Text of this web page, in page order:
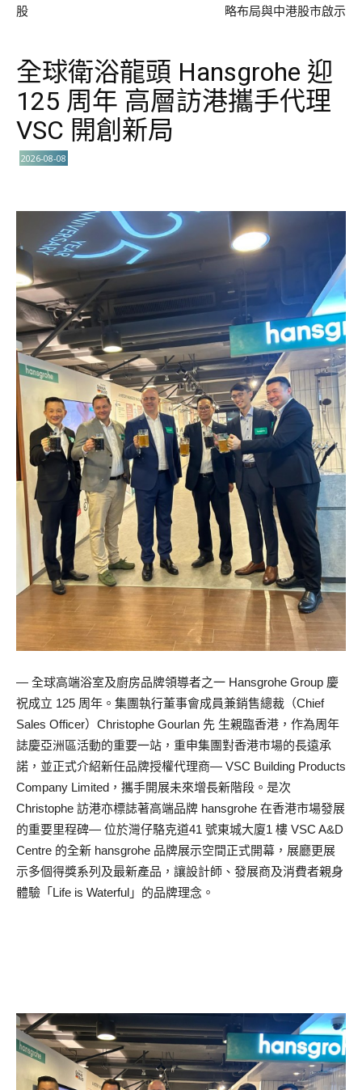
股
略布局與中港股市啟示
全球衛浴龍頭 Hansgrohe 迎
125 周年 高層訪港攜手代理
VSC 開創新局
2026-08-08
— 全球高端浴室及廚房品牌領導者之一 Hansgrohe Group 慶
祝成立 125 周年。集團執行董事會成員兼銷售總裁（Chief
Sales Officer）Christophe Gourlan 先 生親臨香港，作為周年
誌慶亞洲區活動的重要一站，重申集團對香港市場的長遠承
諾，並正式介紹新任品牌授權代理商— VSC Building Products
Company Limited，攜手開展未來增長新階段。是次
Christophe 訪港亦標誌著高端品牌 hansgrohe 在香港市場發展
的重要里程碑— 位於灣仔駱克道41 號東城大廈1 樓 VSC A&D
Centre 的全新 hansgrohe 品牌展示空間正式開幕，展廳更展
示多個得獎系列及最新產品，讓設計師、發展商及消費者親身
體驗「Life is Waterful」的品牌理念。